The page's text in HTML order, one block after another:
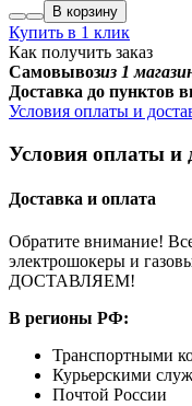
В корзину
Купить в 1 клик
Как получить заказ
Самовывозиз 1
Доставка до пунктов
Условия оплаты и
Условия оплаты и
Доставка и оплата
Обратите внимание!
электрошокеры и
ДОСТАВЛЯЕМ!
В регионы РФ:
Транспортными
Курьерскими
Почтой России